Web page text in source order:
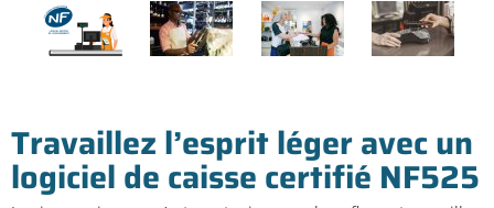
Travaillez l’esprit léger avec un
logiciel de caisse certifié NF525